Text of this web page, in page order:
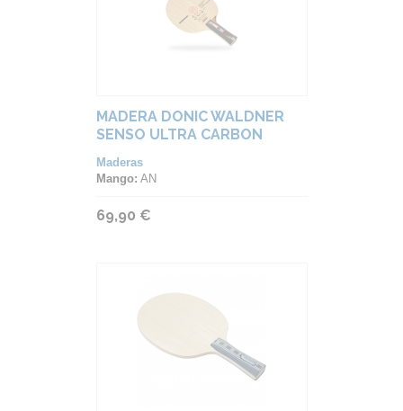
MADERA DONIC WALDNER
SENSO ULTRA CARBON
Maderas
Mango: AN
69,90 €